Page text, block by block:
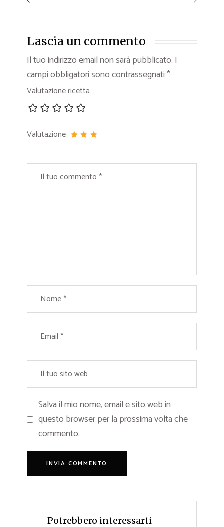
Lascia un commento
Il tuo indirizzo email non sarà pubblicato. I
campi obbligatori sono contrassegnati*
Valutazione ricetta
Valutazione
Salva il mio nome, email e sito web in
questo browser per la prossima volta che
commento.
Potrebbero interessarti